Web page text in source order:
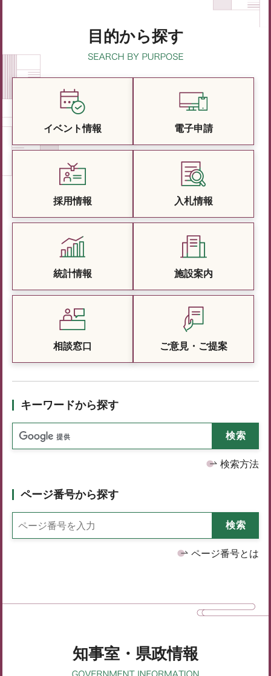
目的から探す
イベント情報 電子申請
採用情報 入札情報
統計情報 施設案内
相談窓口 ご意見・ご提案
キーワードから探す
検索方法
ページ番号から探す
ページ番号とは
知事室・県政情報